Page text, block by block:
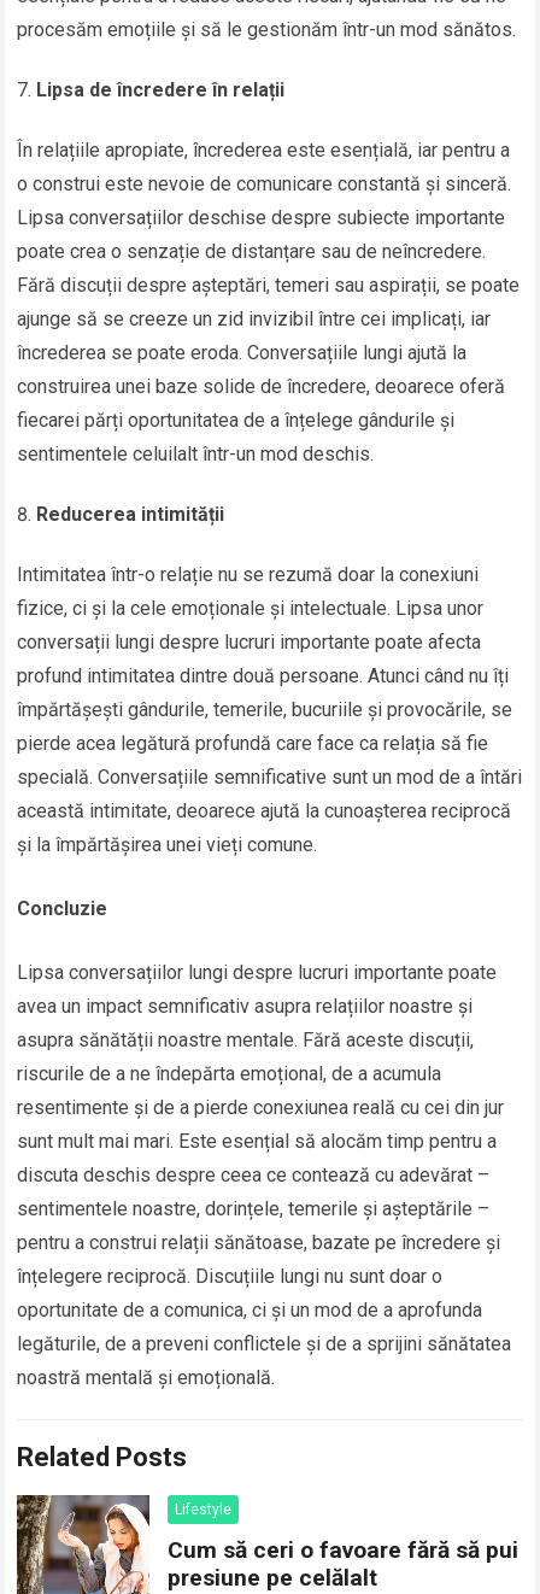
procesăm emoțiile și să le gestionăm într-un mod sănătos.
Lipsa de încredere în relații
În relațiile apropiate, încrederea este esențială, iar pentru a
o construi este nevoie de comunicare constantă și sinceră.
Lipsa conversațiilor deschise despre subiecte importante
poate crea o senzație de distanțare sau de neîncredere.
Fără discuții despre așteptări, temeri sau aspirații, se poate
ajunge să se creeze un zid invizibil între cei implicați, iar
încrederea se poate eroda. Conversațiile lungi ajută la
construirea unei baze solide de încredere, deoarece oferă
fiecarei părți oportunitatea de a înțelege gândurile și
sentimentele celuilalt într-un mod deschis.
Reducerea intimității
Intimitatea într-o relație nu se rezumă doar la conexiuni
fizice, ci și la cele emoționale și intelectuale. Lipsa unor
conversații lungi despre lucruri importante poate afecta
profund intimitatea dintre două persoane. Atunci când nu îți
împărtășești gândurile, temerile, bucuriile și provocările, se
pierde acea legătură profundă care face ca relația să fie
specială. Conversațiile semnificative sunt un mod de a întări
această intimitate, deoarece ajută la cunoașterea reciprocă
și la împărtășirea unei vieți comune.
Concluzie
Lipsa conversațiilor lungi despre lucruri importante poate
avea un impact semnificativ asupra relațiilor noastre și
asupra sănătății noastre mentale. Fără aceste discuții,
riscurile de a ne îndepărta emoțional, de a acumula
resentimente și de a pierde conexiunea reală cu cei din jur
sunt mult mai mari. Este esențial să alocăm timp pentru a
discuta deschis despre ceea ce contează cu adevărat –
sentimentele noastre, dorințele, temerile și așteptările –
pentru a construi relații sănătoase, bazate pe încredere și
înțelegere reciprocă. Discuțiile lungi nu sunt doar o
oportunitate de a comunica, ci și un mod de a aprofunda
legăturile, de a preveni conflictele și de a sprijini sănătatea
noastră mentală și emoțională.
Related Posts
Lifestyle
Cum să ceri o favoare fără să pui
presiune pe celălalt